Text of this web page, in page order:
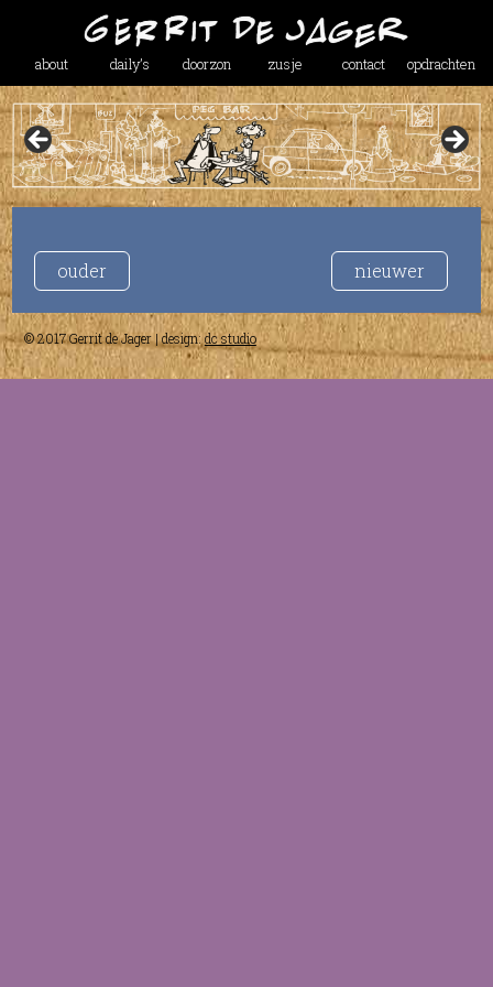
about daily’s doorzon zusje contact opdrachten
ouder nieuwer
© 2017 Gerrit de Jager | design:dc studio